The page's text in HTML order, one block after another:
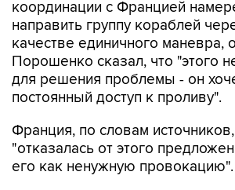
координации с Францией
направить группу кораблей
качестве единичного маневра,
Порошенко сказал, что "этого
для решения проблемы - он
постоянный доступ к проливу".
Франция, по словам
"отказалась от этого
его как ненужную провокацию".